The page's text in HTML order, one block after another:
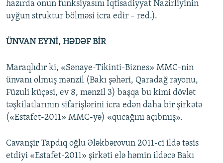
hazırda onun funksiyasını İqtisadiyyat Nazirliyinin
uyğun struktur bölməsi icra edir – red.).
ÜNVAN EYNİ, HƏDƏF BİR
Maraqlıdır ki, «Sənaye-Tikinti-Biznes» MMC-nin
ünvanı olmuş mənzil (Bakı şəhəri, Qaradağ rayonu,
Füzuli küçəsi, ev 8, mənzil 3) başqa bu kimi dövlət
təşkilatlarının sifarişlərini icra edən daha bir şirkətə
(«Estafet-2011» MMC-yə) «qucağını açıbmış».
Cavanşir Tapdıq oğlu Ələkbərovun 2011-ci ildə təsis
etdiyi «Estafet-2011» şirkəti elə həmin ildəcə Bakı